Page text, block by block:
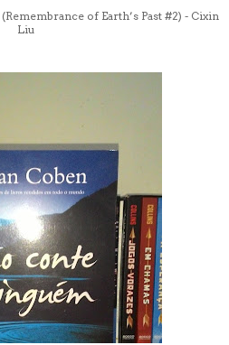
of Earth’s Past #2) - Cixin
Liu